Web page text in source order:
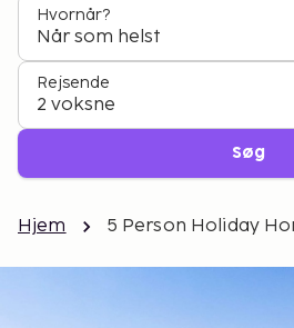
Hvornår?
Når som helst
Rejsende
2 voksne
Søg
Hjem 5 Person Holiday